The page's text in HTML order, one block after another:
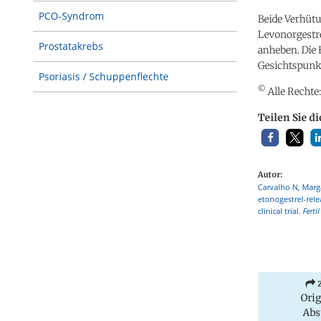
PCO-Syndrom
Prostatakrebs
Psoriasis / Schuppenflechte
Beide
anheben.
© Alle Rechte:
Teilen Sie
Autor:
Carvalho N,
etonogestrel-
clinical trial.